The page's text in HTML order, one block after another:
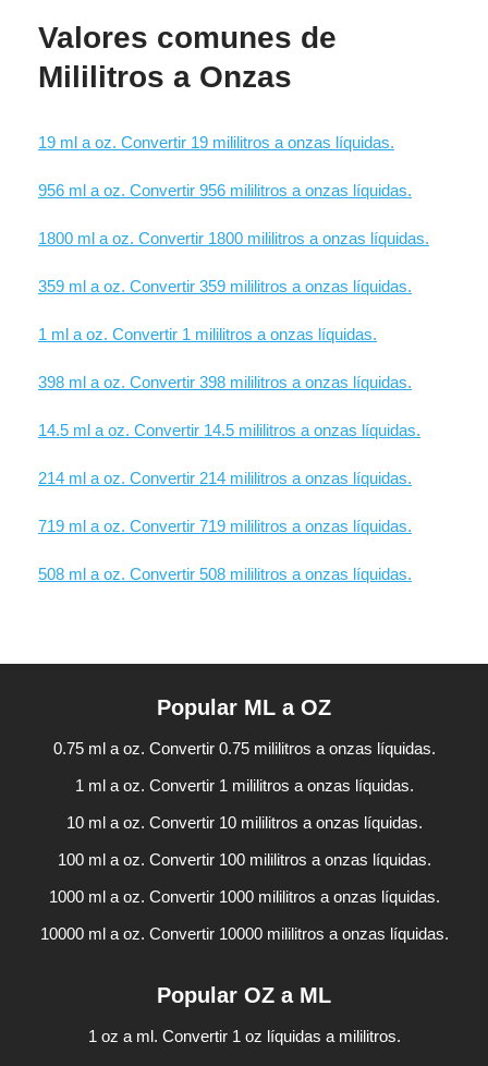
Valores comunes de
Mililitros a Onzas
19 ml a oz. Convertir 19 mililitros a onzas líquidas.
956 ml a oz. Convertir 956 mililitros a onzas líquidas.
1800 ml a oz. Convertir 1800 mililitros a onzas líquidas.
359 ml a oz. Convertir 359 mililitros a onzas líquidas.
1 ml a oz. Convertir 1 mililitros a onzas líquidas.
398 ml a oz. Convertir 398 mililitros a onzas líquidas.
14.5 ml a oz. Convertir 14.5 mililitros a onzas líquidas.
214 ml a oz. Convertir 214 mililitros a onzas líquidas.
719 ml a oz. Convertir 719 mililitros a onzas líquidas.
508 ml a oz. Convertir 508 mililitros a onzas líquidas.
Popular ML a OZ
0.75 ml a oz. Convertir 0.75 mililitros a onzas líquidas.
1 ml a oz. Convertir 1 mililitros a onzas líquidas.
10 ml a oz. Convertir 10 mililitros a onzas líquidas.
100 ml a oz. Convertir 100 mililitros a onzas líquidas.
1000 ml a oz. Convertir 1000 mililitros a onzas líquidas.
10000 ml a oz. Convertir 10000 mililitros a onzas líquidas.
Popular OZ a ML
1 oz a ml. Convertir 1 oz líquidas a mililitros.